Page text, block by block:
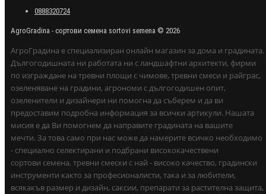
0888320724
AgroGradina - сортови семена sortovi semena © 2026
АгроГрадина е специализиран онлайн магазин за дома и градината.
Дългогодишната ни работата ни с ландшафтни архитекти, фирми
по изграждане на тревни площи с чимове, тревни смеси и райграс,
озеленяване на градини, агрономи с дългогодишен опит,
озеленители и дизайнери ни помогна да съберем и да ви
предоставим подробна информация за всички артикули. Нашата
мисия е да Ви помогнем да направите градината на вашите
мечти. За това само при нас може да намерите всичко необходимо
- специално селектирани и подбрани висококачествени
сортови семена, тревни смески с най - високо качество, градински
инструменти както за професионалисти, така и за любители,
всякакъв размер и дизайн, саксии, препарати за растителна защита,